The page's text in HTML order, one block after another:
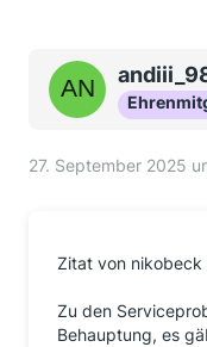
27. September 2025
Zitat von nikobeck
Zu den
Behauptung, es